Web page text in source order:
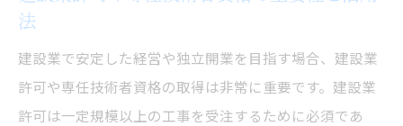
法
建設業で安定した経営や独立開業を目指す場合、建設業
許可や専任技術者資格の取得は非常に重要です。建設業
許可は一定規模以上の工事を受注するために必須であ